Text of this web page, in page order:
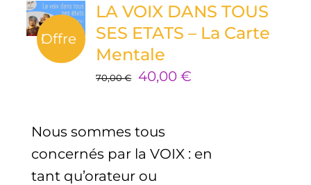
Offre !
LA VOIX DANS TOUS
SES ETATS – La Carte
Mentale
70,00€
Le
était :
70,00 €.
40,00€
40,00 €.
Nous sommes tous
concernés par la VOIX : en
tant qu’orateur ou